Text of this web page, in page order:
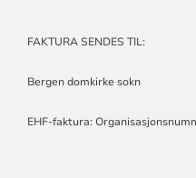
FAKTURA SENDES TIL:
Bergen domkirke sokn
EHF-faktura: